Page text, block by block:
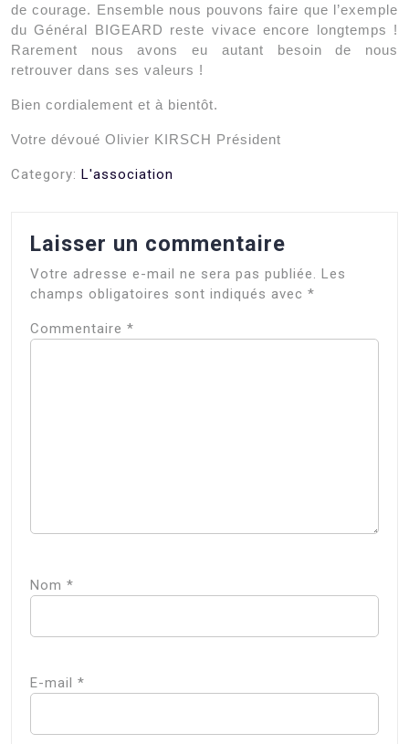
de courage. Ensemble nous pouvons faire que l’exemple
du Général BIGEARD reste vivace encore longtemps !
Rarement nous avons eu autant besoin de nous
retrouver dans ses valeurs !
Bien cordialement et à bientôt.
Votre dévoué Olivier KIRSCH Président
Category: L'association
Laisser un commentaire
Votre adresse e-mail ne sera pas publiée. Les
champs obligatoires sont indiqués avec *
Commentaire *
Nom *
E-mail *